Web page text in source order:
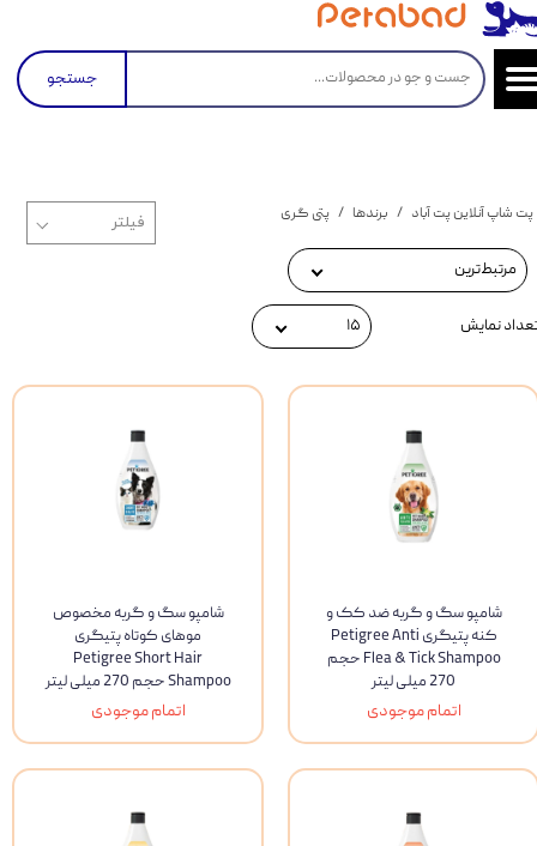
جستجو
پت شاپ آنلاین پت آباد برندها پتی گری
مرتبط‌ترین
نمایش ۱۵
شامپو سگ و گربه ضد کک و
کنه پتیگری Petigree Anti
Flea & Tick Shampoo حجم
270 میلی لیتر
اتمام موجودی
شامپو سگ و گربه مخصوص
موهای کوتاه پتیگری
Petigree Short Hair
Shampoo حجم 270 میلی لیتر
اتمام موجودی